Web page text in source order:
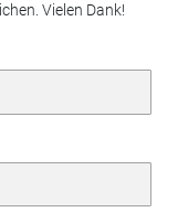
Vielen Dank!